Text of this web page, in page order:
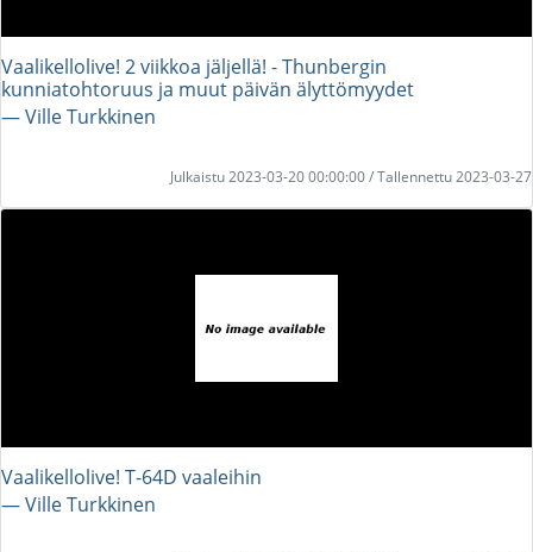
Vaalikellolive! 2 viikkoa jäljellä! - Thunbergin
kunniatohtoruus ja muut päivän älyttömyydet
― Ville Turkkinen
Julkaistu 2023-03-20 00:00:00 / Tallennettu 2023-03-27
Vaalikellolive! T-64D vaaleihin
― Ville Turkkinen